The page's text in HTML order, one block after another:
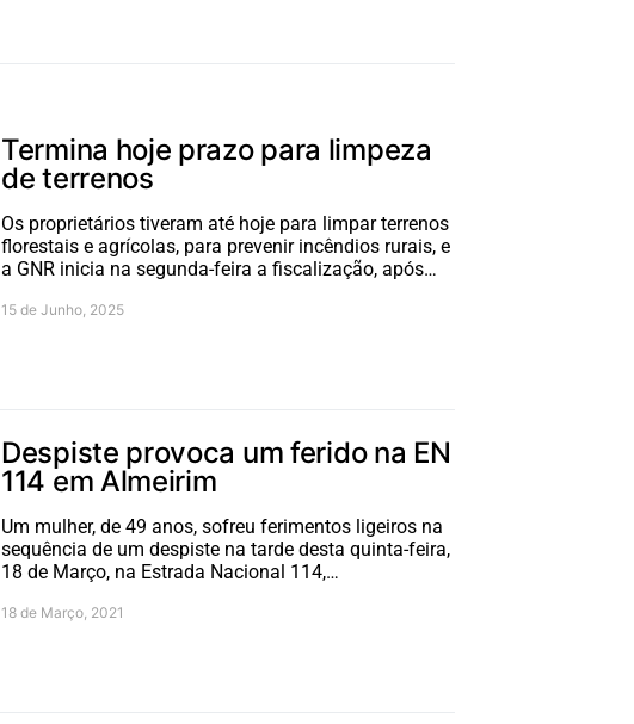
Termina hoje prazo para limpeza
de terrenos
Os proprietários tiveram até hoje para limpar terrenos
florestais e agrícolas, para prevenir incêndios rurais, e
a GNR inicia na segunda-feira a fiscalização, após…
15 de Junho, 2025
Despiste provoca um ferido na EN
114 em Almeirim
Um mulher, de 49 anos, sofreu ferimentos ligeiros na
sequência de um despiste na tarde desta quinta-feira,
18 de Março, na Estrada Nacional 114,…
18 de Março, 2021